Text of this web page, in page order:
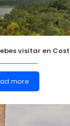
visitar en
more